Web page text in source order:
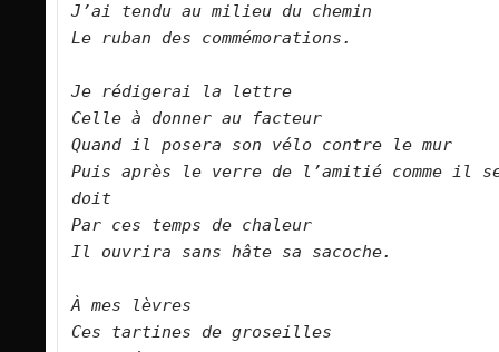
J’ai tendu au milieu du chemin
Le ruban des commémorations.
Je rédigerai la lettre
Celle à donner au facteur
Quand il posera son vélo contre le mur
Puis après le verre de l’amitié comme il
doit
Par ces temps de chaleur
Il ouvrira sans hâte sa sacoche.
À mes lèvres
Ces tartines de groseilles